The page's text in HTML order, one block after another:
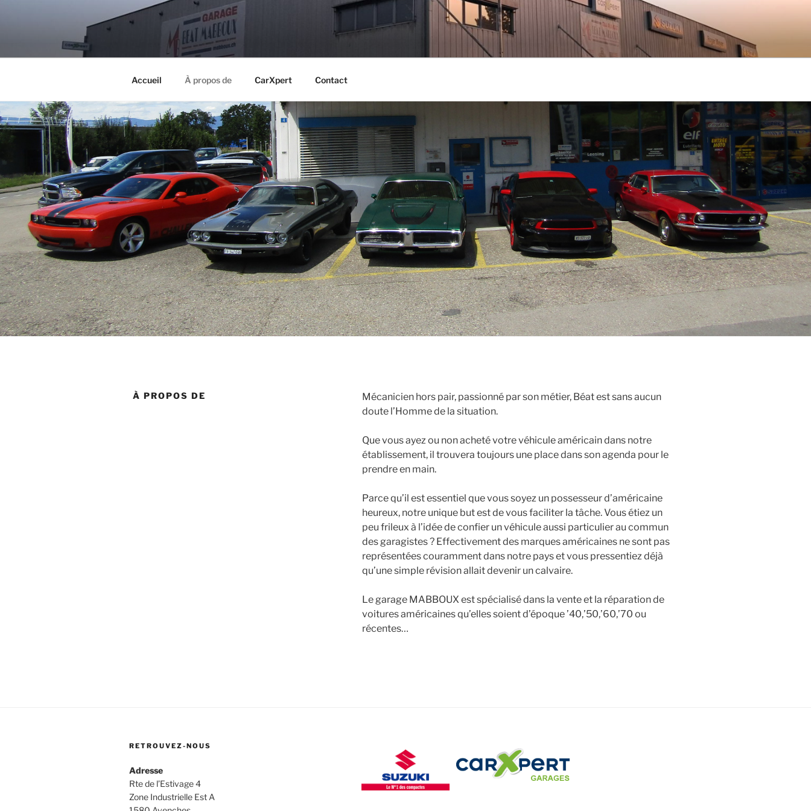
MB MABBOUX BÉAT
Accueil À propos de CarXpert Contact
À PROPOS DE
Mécanicien hors pair, passionné par son métier, Béat est sans aucun
doute l’Homme de la situation.
Que vous ayez ou non acheté votre véhicule américain dans notre
établissement, il trouvera toujours une place dans son agenda pour le
prendre en main.
Parce qu’il est essentiel que vous soyez un possesseur d’américaine
heureux, notre unique but est de vous faciliter la tâche. Vous étiez un
peu frileux à l’idée de confier un véhicule aussi particulier au commun
des garagistes ? Effectivement des marques américaines ne sont pas
représentées couramment dans notre pays et vous pressentiez déjà
qu’une simple révision allait devenir un calvaire.
Le garage MABBOUX est spécialisé dans la vente et la réparation de
voitures américaines qu’elles soient d’époque ’40,’50,’60,’70 ou
récentes…
RETROUVEZ-NOUS
Adresse
Rte de l’Estivage 4
Zone Industrielle Est A